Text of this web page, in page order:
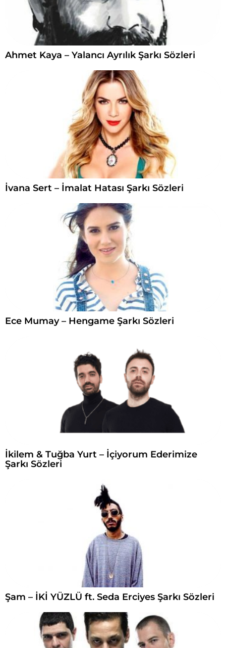
Ahmet Kaya – Yalancı Ayrılık Şarkı Sözleri
İvana Sert – İmalat Hatası Şarkı Sözleri
Ece Mumay – Hengame Şarkı Sözleri
İkilem & Tuğba Yurt – İçiyorum Ederimize
Şarkı Sözleri
Şam – İKİ YÜZLÜ ft. Seda Erciyes Şarkı Sözleri